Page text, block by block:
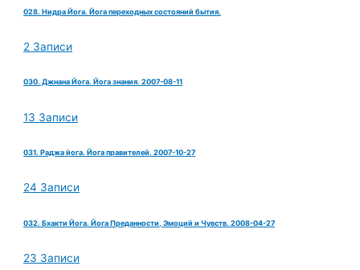
028. Нидра Йога. Йога переходных состояний бытия.
2 Записи
030. Джнана Йога. Йога знания. 2007-08-11
13 Записи
031. Раджа йога. Йога правителей. 2007-10-27
24 Записи
032. Бхакти Йога. Йога Преданности, Эмоций и Чувств. 2008-04-27
23 Записи